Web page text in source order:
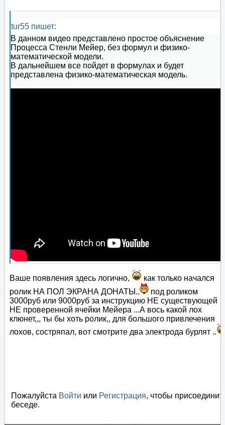
tur55 пишет:
В данном видео представлено простое объяснение
Процесса Стенли Мейер, без формул и физико-
математической модели.
В дальнейшем все пойдет в формулах и будет
представлена физико-математическая модель.
Ваше появления здесь логично,
как только начался
ролик НА ПОЛ ЭКРАНА ДОНАТЫ..
под роликом
3000руб или 9000руб за инструкцию НЕ существующей
НЕ проверенной ячейки Мейера ...А вось какой лох
клюнет,,, ты бы хоть ролик,, для большого привлечения
лохов, состряпал, вот смотрите два электрода бурлят ..
Пожалуйста Войти или Регистрация, чтобы
беседе.